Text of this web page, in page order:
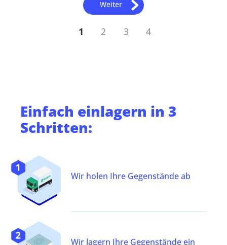
Weiter
1 2 3 4
Einfach einlagern in 3
Schritten:
Wir holen Ihre Gegenstände ab
Wir lagern Ihre Gegenstände ein